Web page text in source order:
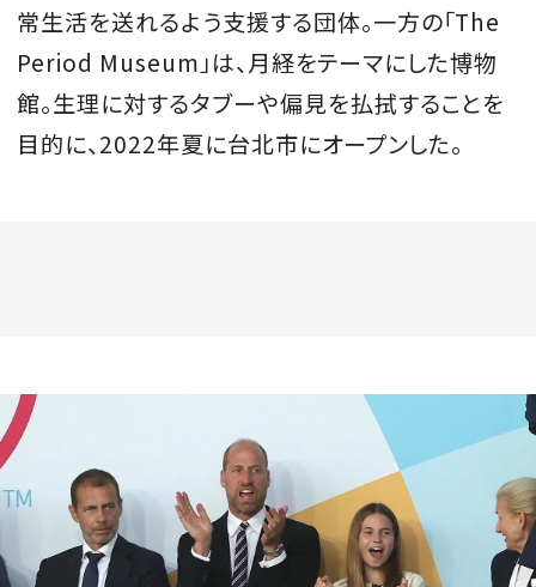
常生活を送れるよう支援する団体。一方の「The
Period Museum」は、月経をテーマにした博物
館。生理に対するタブーや偏見を払拭することを
目的に、2022年夏に台北市にオープンした。